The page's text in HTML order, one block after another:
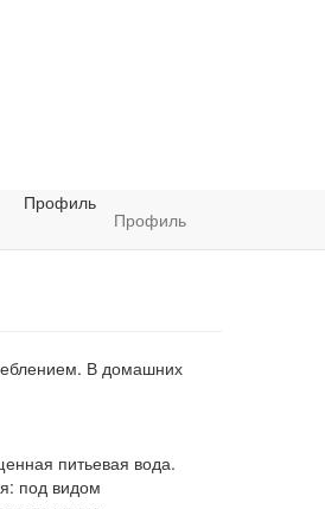
Профиль
Профиль
В домашних
питьевая вода.
под видом